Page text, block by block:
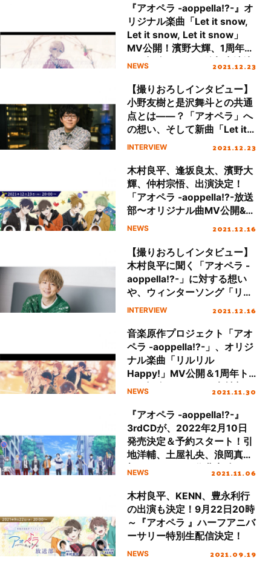
役）を迎えた「アオペラジオ
公開収録」レポート
『アオペラ -aoppella!?-』オ
リジナル楽曲「Let it snow,
Let it snow, Let it snow」
MV公開！濱野大輝、1周年ト
ーク記念イベント追加出演決
NEWS 2021.12.23
【撮りおろしインタビュー】
小野友樹と是沢舞斗との共通
点とは――？「アオペラ」へ
の想い、そして新曲「Let it
snow, Let it snow, Let it
迫る
INTERVIEW 2021.12.23
木村良平、逢坂良太、濱野大
輝、仲村宗悟、出演決定！
「アオペラ -aoppella!?-放送
部〜オリジナル曲MV公開&ク
リスマススペシャル〜」12月
定！
NEWS 2021.12.16
【撮りおろしインタビュー】
木村良平に聞く「アオペラ -
aoppella!?-」に対する想い
や、ウィンターソング「リル
リルHappy!」。そして、“ア
INTERVIEW 2021.12.16
音楽原作プロジェクト「アオ
ペラ -aoppella!?-」、オリジ
ナル楽曲「リルリル
Happy!」MV公開＆1周年ト
ーク記念イベントに木村良
定！
NEWS 2021.11.30
『アオペラ -aoppella!?-』
3rdCDが、2022年2月10日
発売決定＆予約スタート！引
地洋輔、土屋礼央、浪岡真太
郎、とおるす、作曲家陣より
NEWS 2021.11.06
木村良平、KENN、豊永利行
の出演も決定！9月22日20時
～『アオペラ 』ハーフアニバ
ーサリー特別生配信決定！
NEWS 2021.09.19